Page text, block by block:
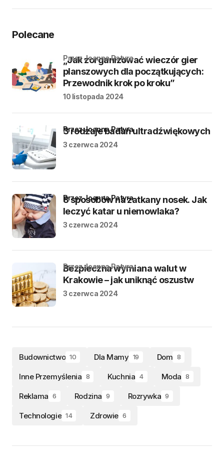
Polecane
„Jak zorganizować wieczór gier
planszowych dla początkujących:
Przewodnik krok po kroku”
przez Joanna Patyra
10 listopada 2024
3 rodzaje badań ultradźwiękowych
przez Joanna Patyra
3 czerwca 2024
8 sposobów na zatkany nosek. Jak
leczyć katar u niemowlaka?
przez Joanna Patyra
3 czerwca 2024
Bezpieczna wymiana walut w
Krakowie – jak uniknąć oszustw
przez Joanna Patyra
3 czerwca 2024
Budownictwo 10 Dla Mamy 19 Dom 8
Inne Przemyślenia 8 Kuchnia 4 Moda 8
Reklama 6 Rodzina 9 Rozrywka 9
Technologie 14 Zdrowie 6